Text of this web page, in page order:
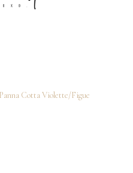
Panna Cotta Violette/Figue